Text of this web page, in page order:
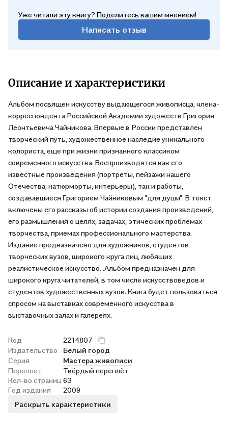
Уже читали эту книгу? Поделитесь вашим мнением!
Написать отзыв
Описание и характеристики
Альбом посвящен искусству выдающегося живописца, члена-
корреспондента Российской Академии художеств Григория
Леонтьевича Чайникова. Впервые в России представлен
творческий путь, художественное наследие уникального
колориста, еще при жизни признанного классиком
современного искусства. Воспроизводятся как его
известные произведения (портреты, пейзажи нашего
Отечества, натюрморты, интерьеры), так и работы,
создававшиеся Григорием Чайниковым "для души". В текст
включены его рассказы об истории создания произведений,
его размышления о целях, задачах, этических проблемах
творчества, приемах профессионального мастерства.
Издание предназначено для художников, студентов
творческих вузов, широкого круга лиц, любящих
реалистическое искусство. .Альбом предназначен для
широкого круга читателей, в том числе искусствоведов и
студентов художественных вузов. Книга будет пользоваться
спросом на выставках современного искусства в
выставочных залах и галереях.
Код
2214807
Издательство
Белый город
Серия
Мастера живописи
Переплет
Твёрдый переплёт
Кол-во страниц 63
Год издания
2009
Раскрыть характеристики